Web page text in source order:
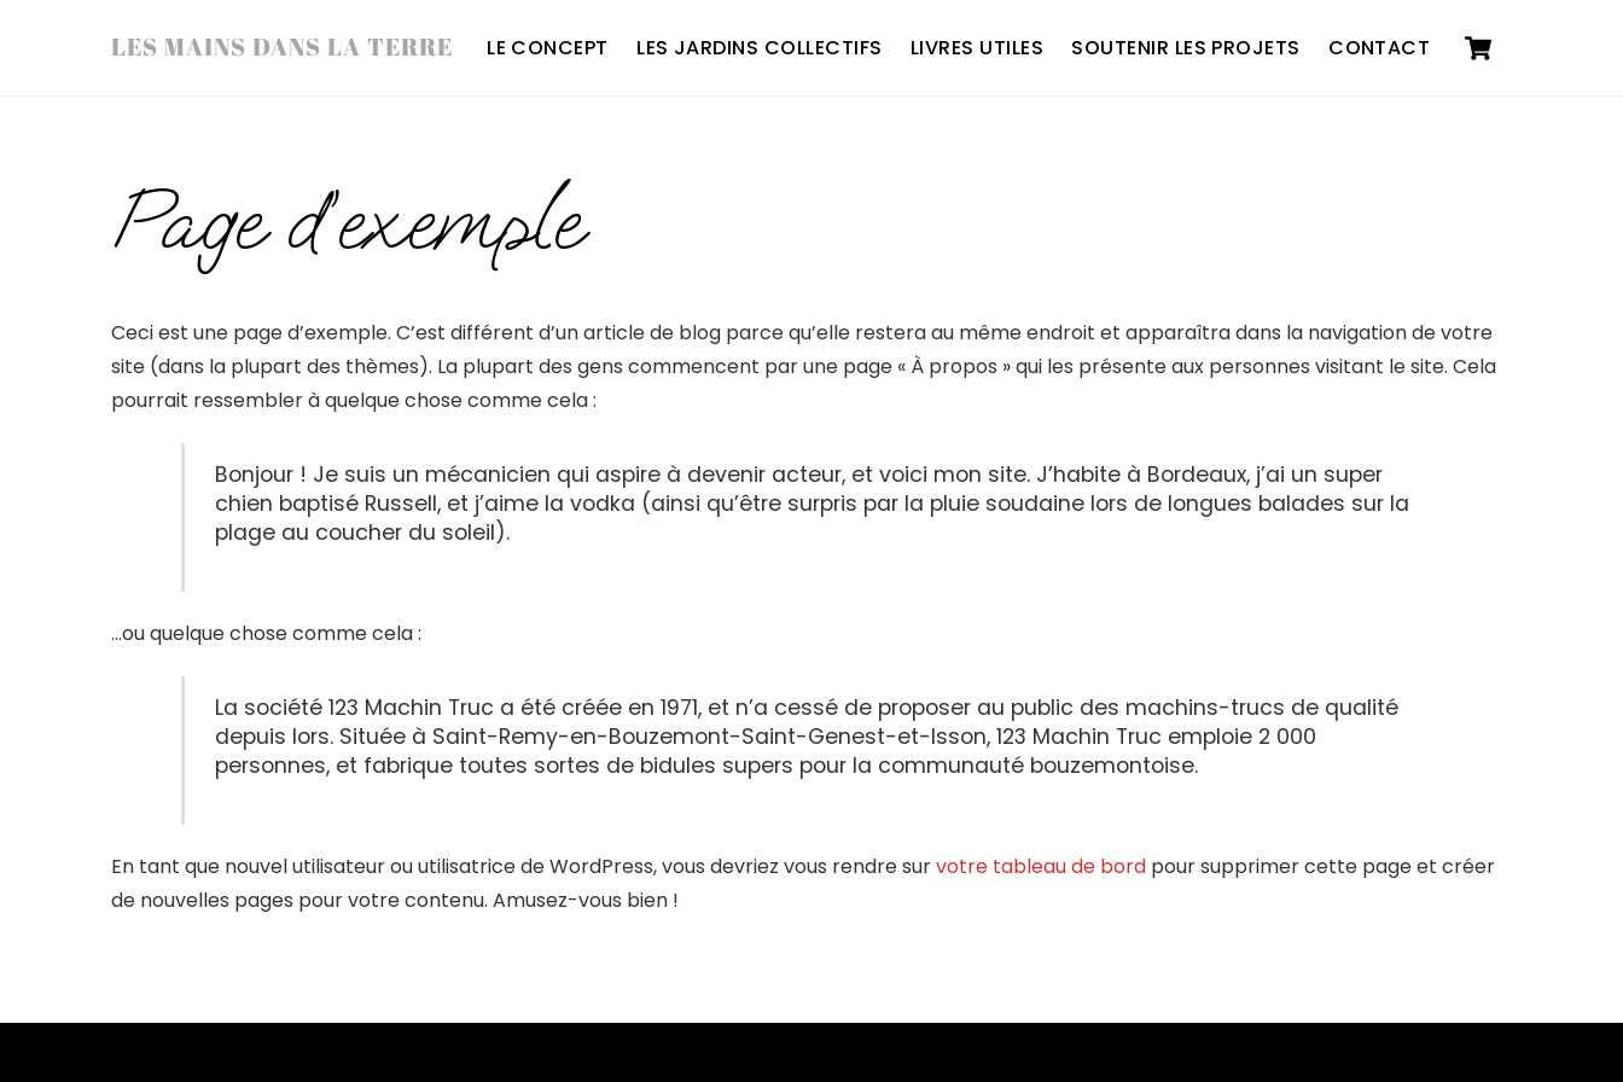
LES MAINS DANS LA TERRE LE CONCEPT LES JARDINS COLLECTIFS LIVRES UTILES SOUTENIR LES PROJETS CONTACT
Page d’exemple
Ceci est une page d’exemple. C’est différent d’un article de blog parce qu’elle restera au même endroit et apparaîtra dans la navigation de votre
site (dans la plupart des thèmes). La plupart des gens commencent par une page « À propos » qui les présente aux personnes visitant le site. Cela
pourrait ressembler à quelque chose comme cela :
Bonjour ! Je suis un mécanicien qui aspire à devenir acteur, et voici mon site. J’habite à Bordeaux, j’ai un super
chien baptisé Russell, et j’aime la vodka (ainsi qu’être surpris par la pluie soudaine lors de longues balades sur la
plage au coucher du soleil).
…ou quelque chose comme cela :
La société 123 Machin Truc a été créée en 1971, et n’a cessé de proposer au public des machins-trucs de qualité
depuis lors. Située à Saint-Remy-en-Bouzemont-Saint-Genest-et-Isson, 123 Machin Truc emploie 2 000
personnes, et fabrique toutes sortes de bidules supers pour la communauté bouzemontoise.
En tant que nouvel utilisateur ou utilisatrice de WordPress, vous devriez vous rendre survotre tableau de bord pour supprimer cette page et créer
de nouvelles pages pour votre contenu. Amusez-vous bien !